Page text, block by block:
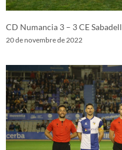
CD Numancia 3 – 3 CE Sabadell
20 de novembre de 2022